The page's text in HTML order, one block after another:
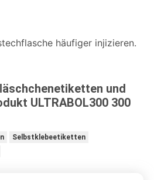
häufiger injizieren.
und
ULTRABOL300 300
Selbstklebeetiketten